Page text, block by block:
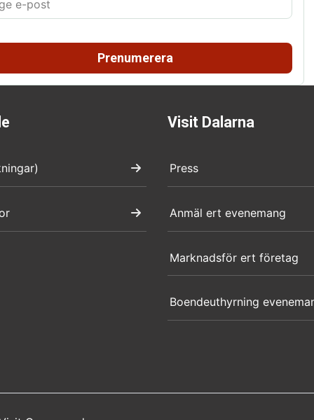
Prenumerera
Visit Dalarna
Press
Anmäl ert evenemang
Marknadsför ert företag
Boendeuthyrning